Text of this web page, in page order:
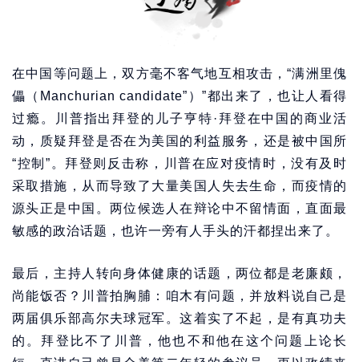
在中国等问题上，双方毫不客气地互相攻击，“满洲里傀
儡（Manchurian candidate”）”都出来了，也让人看得
过瘾。川普指出拜登的儿子亨特·拜登在中国的商业活
动，质疑拜登是否在为美国的利益服务，还是被中国所
“控制”。拜登则反击称，川普在应对疫情时，没有及时
采取措施，从而导致了大量美国人失去生命，而疫情的
源头正是中国。两位候选人在辩论中不留情面，直面最
敏感的政治话题，也许一旁有人手头的汗都捏出来了。
最后，主持人转向身体健康的话题，两位都是老廉颇，
尚能饭否？川普拍胸脯：咱木有问题，并放料说自己是
两届俱乐部高尔夫球冠军。这着实了不起，是有真功夫
的。拜登比不了川普，他也不和他在这个问题上论长